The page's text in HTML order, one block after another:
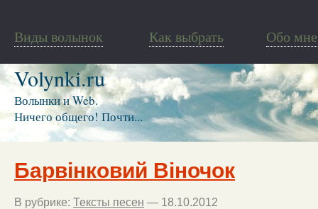
Виды волынок Как выбрать Обо мне
Volynki.ru
Волынки и Web.
Ничего общего! Почти...
Барвінковий Віночок
В рубрике: Тексты песен — 18.10.2012